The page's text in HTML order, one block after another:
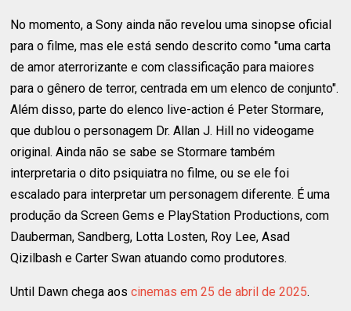
No momento, a Sony ainda não revelou uma sinopse oficial
para o filme, mas ele está sendo descrito como "uma carta
de amor aterrorizante e com classificação para maiores
para o gênero de terror, centrada em um elenco de conjunto".
Além disso, parte do elenco live-action é Peter Stormare,
que dublou o personagem Dr. Allan J. Hill no videogame
original. Ainda não se sabe se Stormare também
interpretaria o dito psiquiatra no filme, ou se ele foi
escalado para interpretar um personagem diferente. É uma
produção da Screen Gems e PlayStation Productions, com
Dauberman, Sandberg, Lotta Losten, Roy Lee, Asad
Qizilbash e Carter Swan atuando como produtores.
Until Dawn chega aoscinemas em 25 de abril de 2025.